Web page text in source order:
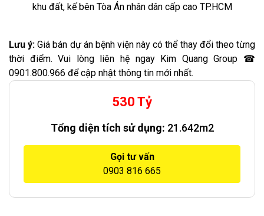
khu đất, kế bên Tòa Án nhân dân cấp cao TP.HCM
Lưu ý: Giá bán dự án bệnh viện này có thể thay đổi theo từng
thời điểm. Vui lòng liên hệ ngay Kim Quang Group ☎
0901.800.966 để cập nhật thông tin mới nhất.
530 Tỷ
Tổng diện tích sử dụng: 21.642m2
Gọi tư vấn
0903 816 665